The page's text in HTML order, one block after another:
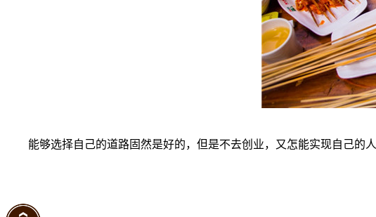
能够选择自己的道路固然是好的，但是不去创业，又怎能实现自己的人